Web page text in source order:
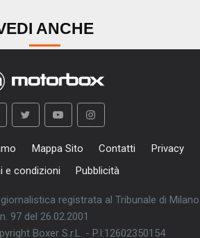
ANCHE
Mappa Sito Contatti
Privacy
e condizioni
Pubblicità
registrata al Tribunale di Milano
n. 97 del 26.02.2001
Boxer S.r.L. - P.I:12602350154